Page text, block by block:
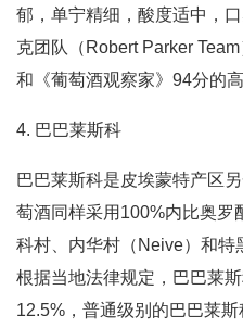
郁，单宁精细，酸度适中，
克团队（Robert Parker
和《葡萄酒观察家》94分的高
4. 巴巴莱斯科
巴巴莱斯科是皮埃蒙特产区
萄酒同样采用100%内比奥罗
科村、内华村（Neive）和特
根据当地法律规定，巴巴莱
12.5%，普通级别的巴巴莱